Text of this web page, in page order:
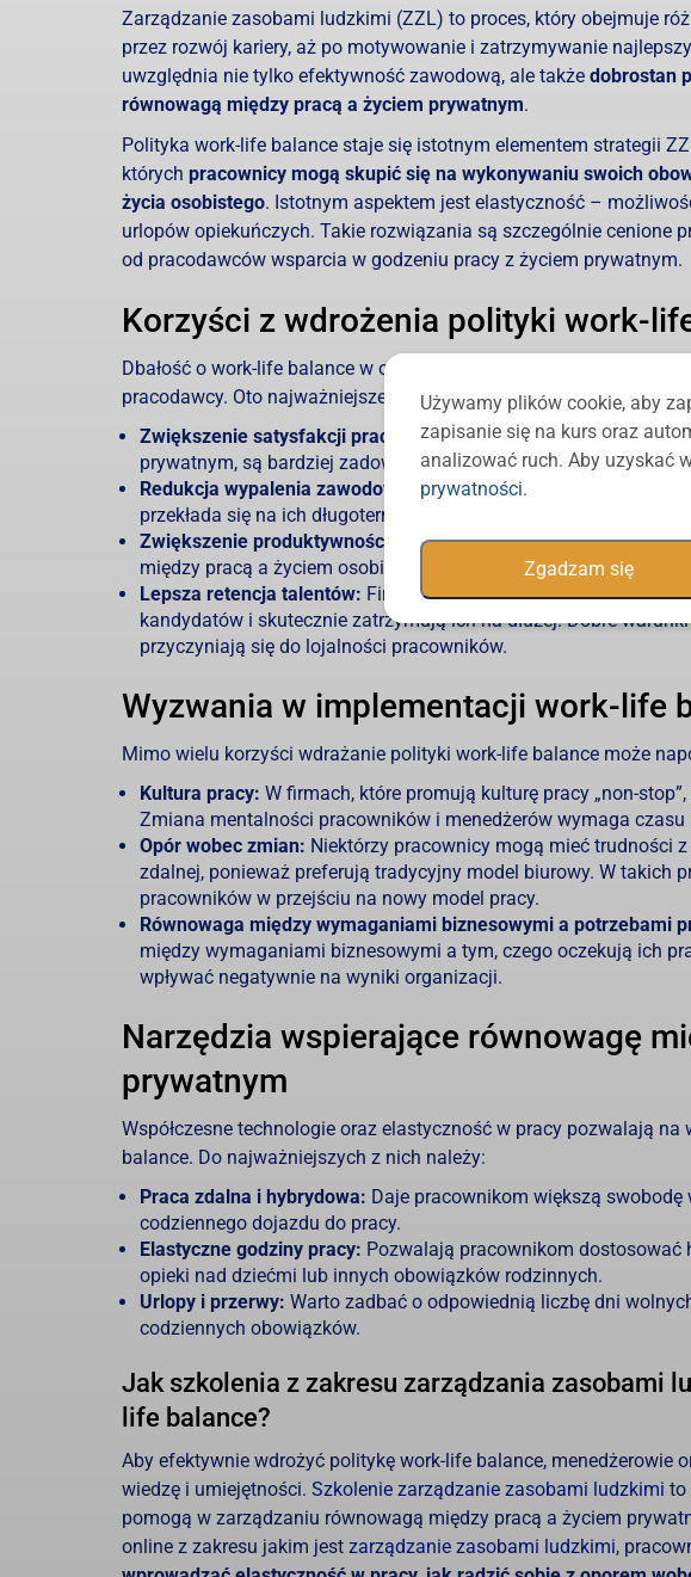
Zarządzanie zasobami ludzkimi (ZZL) to proces, który obejmuje
przez rozwój kariery, aż po motywowanie i zatrzymywanie
uwzględnia nie tylko efektywność zawodową, ale także dobrostan
równowagą między pracą a życiem prywatnym.
Polityka work-life balance staje się istotnym elementem strategii
których pracownicy mogą skupić się na wykonywaniu swoich
życia osobistego. Istotnym aspektem jest elastyczność –
urlopów opiekuńczych. Takie rozwiązania są szczególnie cenione
od pracodawców wsparcia w godzeniu pracy z życiem prywatnym.
Korzyści z wdrożenia polityki work-
Dbałość o work-life balance w organizacji wiąże się z wieloma
pracodawcy. Oto najważniejsze z nich:
Zwiększenie satysfakcji pracowników:Pracownicy, którzy
prywatnym, są bardziej zadowoleni ze swojej pracy. Tego typu
Redukcja wypalenia zawodowego:Work-life balance pozwala
przekłada się na ich długoterminową motywację i efektywność.
Zwiększenie produktywności:
Zadowoleni i zrelaksowani
między pracą a życiem osobistym wpływa na lepszą
Lepsza retencja talentów: Firmy, które inwestują w politykę
kandydatów i skutecznie zatrzymują ich na dłużej. Dobre
przyczyniają się do lojalności pracowników.
Wyzwania w implementacji work-life
Mimo wielu korzyści wdrażanie polityki work-life balance może
Kultura pracy: W firmach, które promują kulturę pracy „non-
Zmiana mentalności pracowników i menedżerów wymaga czasu
Opór wobec zmian: Niektórzy pracownicy mogą mieć trudności
zdalnej, ponieważ preferują tradycyjny model biurowy. W takich
pracowników w przejściu na nowy model pracy.
Równowaga między wymaganiami biznesowymi a potrzebami
między wymaganiami biznesowymi a tym, czego oczekują ich
wpływać negatywnie na wyniki organizacji.
Narzędzia wspierające równowagę
prywatnym
Współczesne technologie oraz elastyczność w pracy pozwalają
balance. Do najważniejszych z nich należy:
Praca zdalna i hybrydowa: Daje pracownikom większą
codziennego dojazdu do pracy.
Elastyczne godziny pracy: Pozwalają pracownikom dostosować
opieki nad dziećmi lub innych obowiązków rodzinnych.
Urlopy i przerwy: Warto zadbać o odpowiednią liczbę dni
codziennych obowiązków.
Jak szkolenia z zakresu zarządzania zasobami
life balance?
Aby efektywnie wdrożyć politykę work-life balance, menedżerowie
wiedzę i umiejętności. Szkolenie zarządzanie zasobami ludzkimi to
pomogą w zarządzaniu równowagą między pracą a życiem
online z zakresu jakim jest zarządzanie zasobami ludzkimi,
Używamy plików cookie, aby
zapisanie się na kurs oraz
analizować ruch. Aby uzyskać
prywatności.
Zgadzam się